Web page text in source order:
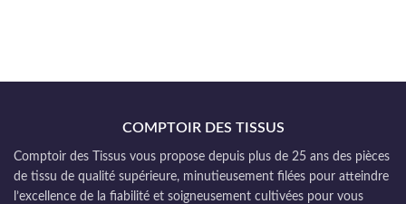
COMPTOIR DES TISSUS
Comptoir des Tissus vous propose depuis plus de 25 ans des pièces
de tissu de qualité supérieure, minutieusement filées pour atteindre
l’excellence de la fiabilité et soigneusement cultivées pour vous